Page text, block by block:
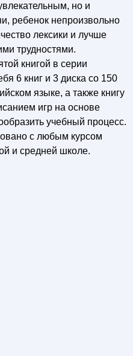
но и
ребенок непроизвольно
лексики и лучше
трудностями.
книгой в серии
6 книг и 3 диска со 150
языке, а также книгу
игр на основе
учебный процесс.
с любым курсом
и средней школе.